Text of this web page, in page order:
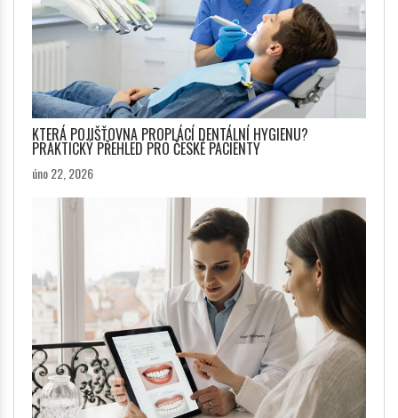
KTERÁ POJIŠŤOVNA PROPLÁCÍ DENTÁLNÍ HYGIENU?
PRAKTICKÝ PŘEHLED PRO ČESKÉ PACIENTY
úno 22, 2026